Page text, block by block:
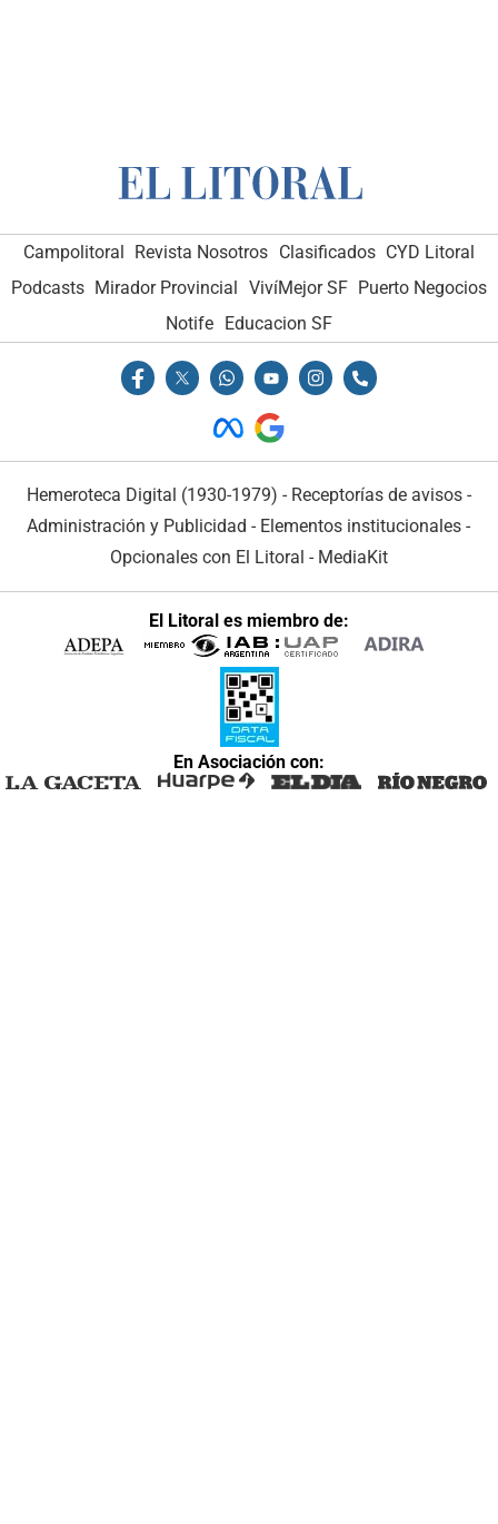
Campolitoral Revista Nosotros Clasificados CYD Litoral
Podcasts Mirador Provincial VivíMejor SF Puerto Negocios
Notife
Educacion SF
Hemeroteca Digital (1930-1979) - Receptorías de avisos -
Administración y Publicidad - Elementos institucionales -
Opcionales con El Litoral - MediaKit
El Litoral es miembro de:
En Asociación con: